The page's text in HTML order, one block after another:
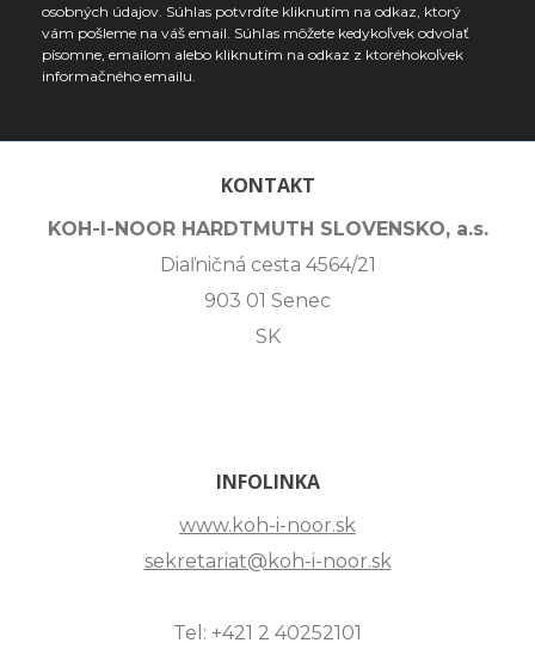
osobných údajov. Súhlas potvrdíte kliknutím na odkaz, ktorý
vám pošleme na váš email. Súhlas môžete kedykoľvek odvolať
písomne, emailom alebo kliknutím na odkaz z ktoréhokoľvek
informačného emailu.
KONTAKT
KOH-I-NOOR HARDTMUTH SLOVENSKO, a.s.
Diaľničná cesta 4564/21
903 01 Senec
SK
INFOLINKA
www.koh-i-noor.sk
sekretariat@koh-i-noor.sk
Tel: +421 2 40252101